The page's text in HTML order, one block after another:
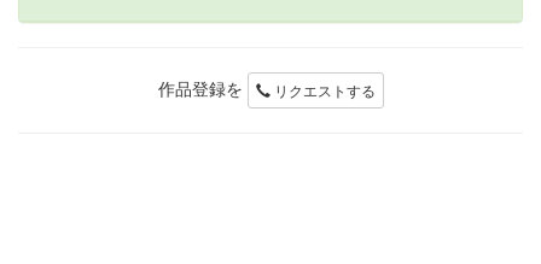
作品登録を リクエストする